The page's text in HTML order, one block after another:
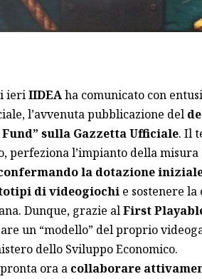
ieriIIDEAha comunicatocon
l’avvenuta pubblicazione del
sulla Gazzetta Ufficiale. Il
perfeziona l’impianto della
la dotazione
di videogiochie sostenere la
Dunque, grazie alFirst
un “modello” del proprio
dello Sviluppo Economico.
pronta ora a collaborare